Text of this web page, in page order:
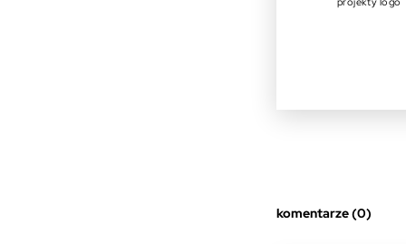
komentarze (0)